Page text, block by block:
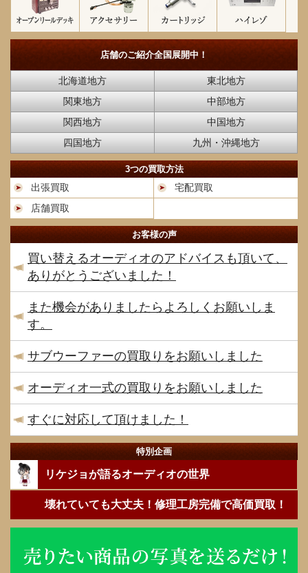
店舗のご紹介全国展開中！
北海道地方
東北地方
関東地方
中部地方
関西地方
中国地方
四国地方
九州・沖縄地方
3つの買取方法
出張買取
宅配買取
店舗買取
お客様の声
買い替えるオーディオのアドバイスも頂いて、
ありがとうございました！
また機会がありましたらよろしくお願いしま
す。
サブウーファーの買取りをお願いしました
オーディオ一式の買取りをお願いしました
すぐに対応して頂けました！
特別企画
リケジョが語るオーディオの世界
壊れていても大丈夫！修理工房完備で高価買取！